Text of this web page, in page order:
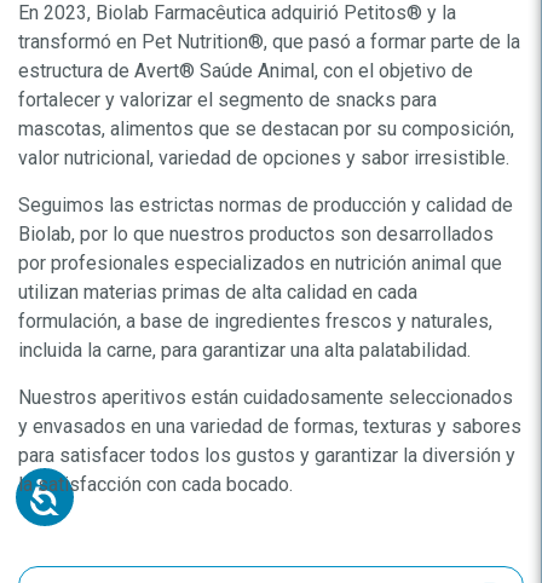
En 2023, Biolab Farmacêutica adquirió Petitos® y la
transformó en Pet Nutrition®, que pasó a formar parte de la
estructura de Avert® Saúde Animal, con el objetivo de
fortalecer y valorizar el segmento de snacks para
mascotas, alimentos que se destacan por su composición,
valor nutricional, variedad de opciones y sabor irresistible.
Seguimos las estrictas normas de producción y calidad de
Biolab, por lo que nuestros productos son desarrollados
por profesionales especializados en nutrición animal que
utilizan materias primas de alta calidad en cada
formulación, a base de ingredientes frescos y naturales,
incluida la carne, para garantizar una alta palatabilidad.
Nuestros aperitivos están cuidadosamente seleccionados
y envasados en una variedad de formas, texturas y sabores
para satisfacer todos los gustos y garantizar la diversión y
la satisfacción con cada bocado.